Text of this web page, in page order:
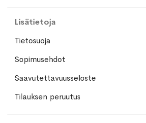
Lisätietoja
Tietosuoja
Sopimusehdot
Saavutettavuusseloste
Tilauksen peruutus